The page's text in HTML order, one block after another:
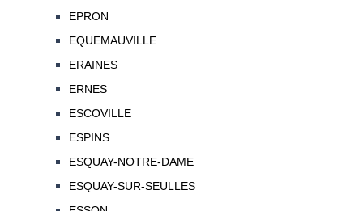
EPRON
EQUEMAUVILLE
ERAINES
ERNES
ESCOVILLE
ESPINS
ESQUAY-NOTRE-DAME
ESQUAY-SUR-SEULLES